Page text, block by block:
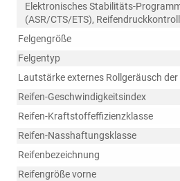
Elektronisches Stabilitäts-
(ASR/CTS/ETS),
Felgengröße
Felgentyp
Lautstärke externes Rollgeräusch der
Reifen-Geschwindigkeitsindex
Reifen-Kraftstoffeffizienzklasse
Reifen-Nasshaftungsklasse
Reifenbezeichnung
Reifengröße vorne